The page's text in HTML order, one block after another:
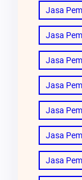
Jasa
Jasa
Jasa
Jasa
Jasa
Jasa
Jasa